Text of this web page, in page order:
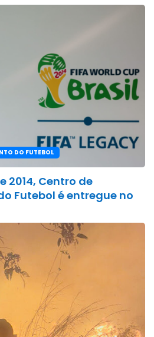
DO FUTEBOL
2014, Centro de
Futebol é entregue no